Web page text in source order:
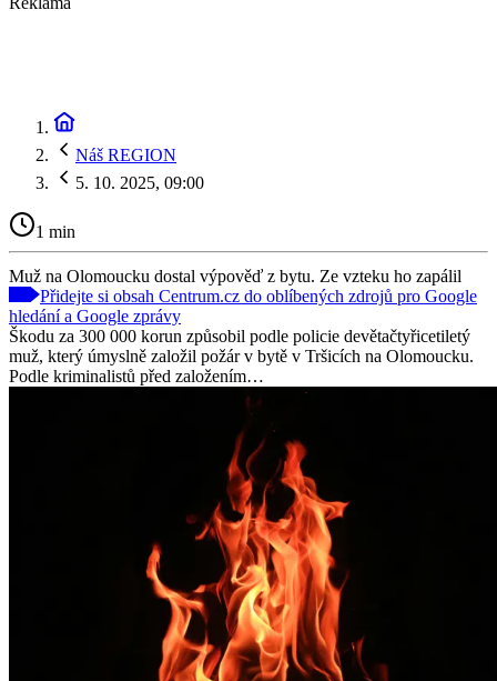
Náš REGION
5. 10. 2025, 09:00
1 min
Muž na Olomoucku dostal výpověď z bytu. Ze vzteku ho zapálil
Přidejte si obsah Centrum.cz do oblíbených zdrojů pro Google
hledání a Google zprávy
Škodu za 300 000 korun způsobil podle policie devětačtyřicetiletý
muž, který úmyslně založil požár v bytě v Tršicích na Olomoucku.
Podle kriminalistů před založením…